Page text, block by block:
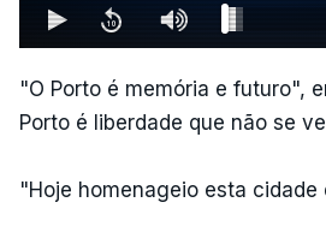
"O Porto é memória e futuro",
Porto é liberdade que não se
"Hoje homenageio esta cidade